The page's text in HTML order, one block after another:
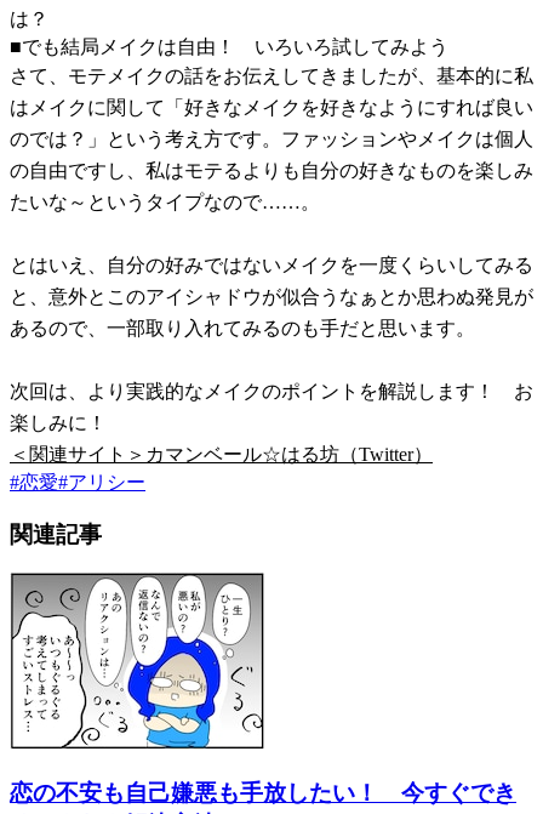
は？
■でも結局メイクは自由！ いろいろ試してみよう
さて、モテメイクの話をお伝えしてきましたが、基本的に私
はメイクに関して「好きなメイクを好きなようにすれば良い
のでは？」という考え方です。ファッションやメイクは個人
の自由ですし、私はモテるよりも自分の好きなものを楽しみ
たいな～というタイプなので……。
とはいえ、自分の好みではないメイクを一度くらいしてみる
と、意外とこのアイシャドウが似合うなぁとか思わぬ発見が
あるので、一部取り入れてみるのも手だと思います。
次回は、より実践的なメイクのポイントを解説します！ お
楽しみに！
＜関連サイト＞カマンベール☆はる坊（Twitter）
#恋愛#アリシー
関連記事
恋の不安も自己嫌悪も手放したい！ 今すぐでき